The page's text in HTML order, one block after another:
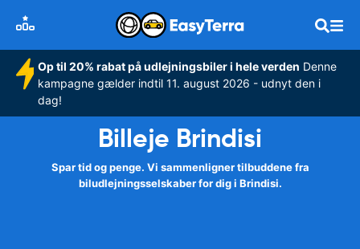
Op til 20% rabat på udlejningsbiler i hele verden Denne
kampagne gælder indtil 11. august 2026 - udnyt den i
dag!
Billeje Brindisi
Spar tid og penge. Vi sammenligner tilbuddene fra
biludlejningsselskaber for dig i Brindisi.